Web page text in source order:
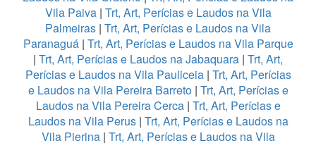
Vila Paiva| Trt, Art, Perícias e Laudos na Vila
Palmeiras | Trt, Art, Perícias e Laudos na Vila
Paranaguá| Trt, Art, Perícias e Laudos na Vila Parque
| Trt, Art, Perícias e Laudos na Jabaquara | Trt, Art,
Perícias e Laudos na Vila Pauliceia| Trt, Art, Perícias
e Laudos na Vila Pereira Barreto| Trt, Art, Perícias e
Laudos na Vila Pereira Cerca| Trt, Art, Perícias e
Laudos na Vila Perus| Trt, Art, Perícias e Laudos na
Vila Pierina| Trt, Art, Perícias e Laudos na Vila